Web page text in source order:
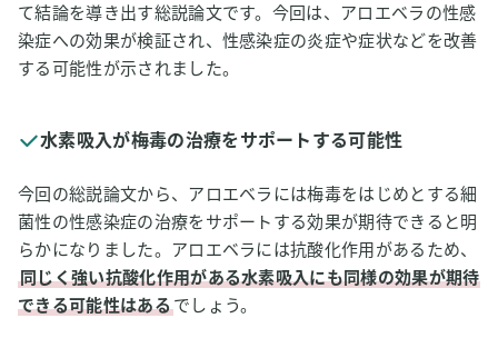
て結論を導き出す総説論文です。今回は、アロエベラの性感
染症への効果が検証され、性感染症の炎症や症状などを改善
する可能性が示されました。
水素吸入が梅毒の治療をサポートする可能性
今回の総説論文から、アロエベラには梅毒をはじめとする細
菌性の性感染症の治療をサポートする効果が期待できると明
らかになりました。アロエベラには抗酸化作用があるため、
同じく強い抗酸化作用がある水素吸入にも同様の効果が期待
できる可能性はあるでしょう。